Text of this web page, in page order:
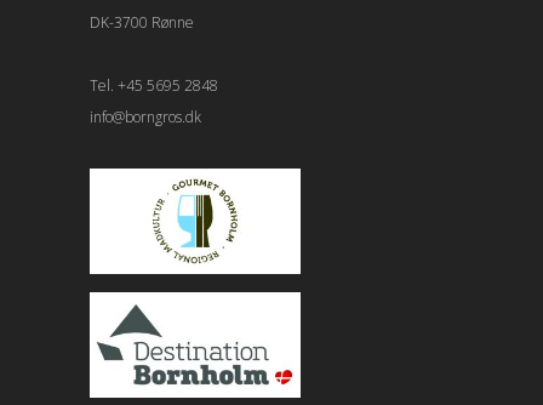
DK-3700 Rønne
Tel. +45 5695 2848
info@borngros.dk